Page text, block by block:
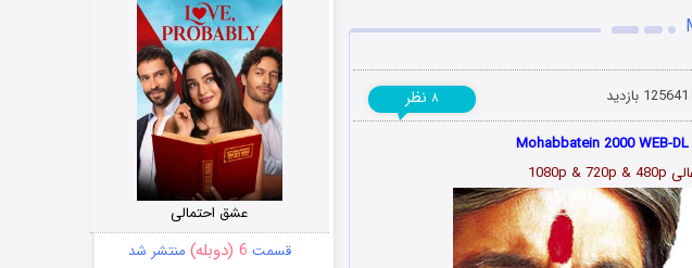
125641 بازدید ۸ نظر
عشق احتمالی
قسمت 6 (دوبله) منتشر شد